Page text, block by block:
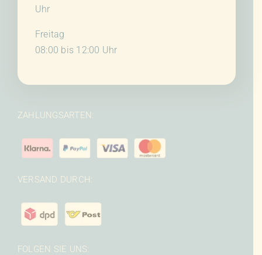
Uhr
Freitag
08:00 bis 12:00 Uhr
ZAHLUNGSARTEN:
VERSAND DURCH:
FOLGEN SIE UNS: